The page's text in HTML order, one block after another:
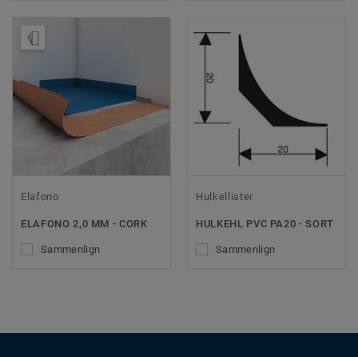
Elafono
ELAFONO 2,0 MM - CORK
Sammenlign
Hulkellister
HULKEHL PVC PA20 - SORT
Sammenlign